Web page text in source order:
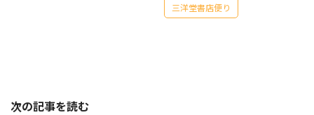
三洋堂書店便り
次の記事を読む